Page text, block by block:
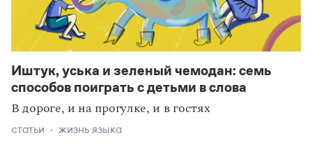
Иштук, уська и зеленый чемодан: семь
способов поиграть с детьми в слова
В дороге, и на прогулке, и в гостях
статьи жизнь языка